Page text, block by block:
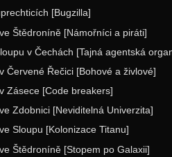
[Bugzilla]
ve Štědroníně [Námořníci a piráti]
v Čechách [Tajná agentská
Červené Řečici [Bohové a živlové]
Zásece [Code breakers]
ve Zdobnici [Neviditelná Univerzita]
ve Sloupu [Kolonizace Titanu]
ve Štědroníně [Stopem po Galaxii]